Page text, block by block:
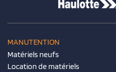
MANUTENTION
Matériels neufs
Location de matériels